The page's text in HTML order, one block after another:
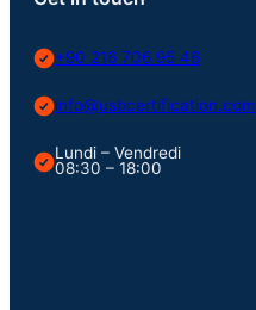
+90 216 706 95 46
info@usbcertification.com
Lundi – Vendredi
08:30 – 18:00